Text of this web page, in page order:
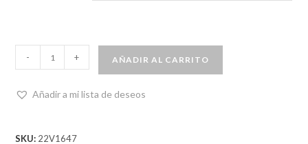
- + AÑADIR AL CARRITO
Añadir a mi lista de deseos
SKU: 22V1647